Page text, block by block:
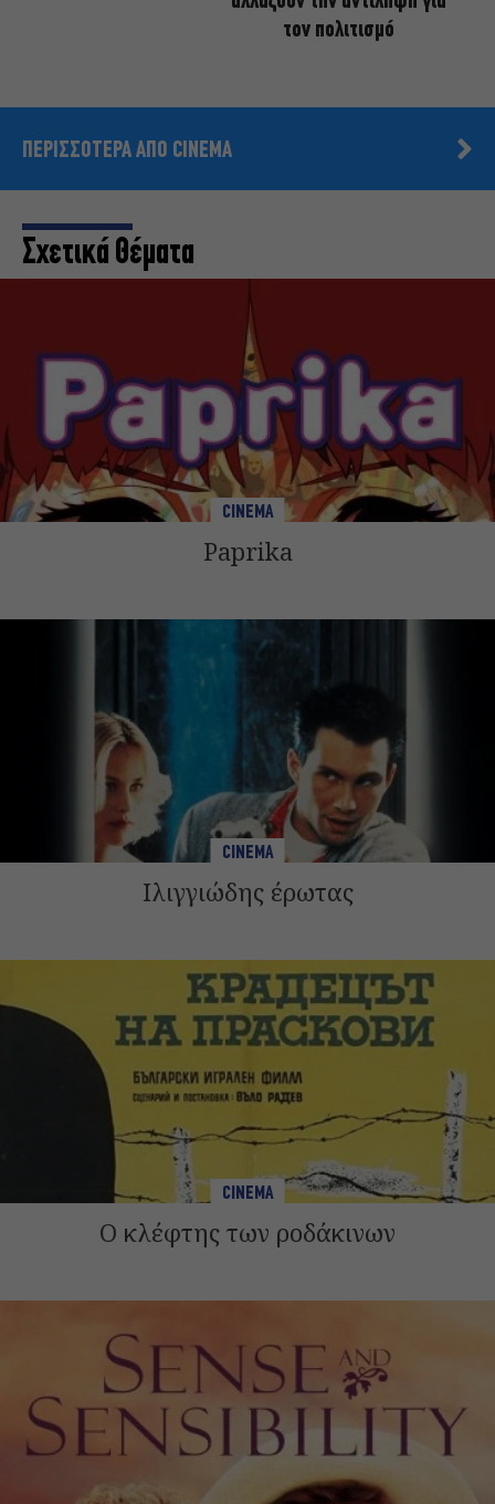
τον πολιτισμό
ΠΕΡΙΣΣΟΤΕΡΑ ΑΠΟ CINEMA
Σχετικά Θέματα
CINEMA
Paprika
CINEMA
Ιλιγγιώδης έρωτας
CINEMA
Ο κλέφτης των ροδάκινων